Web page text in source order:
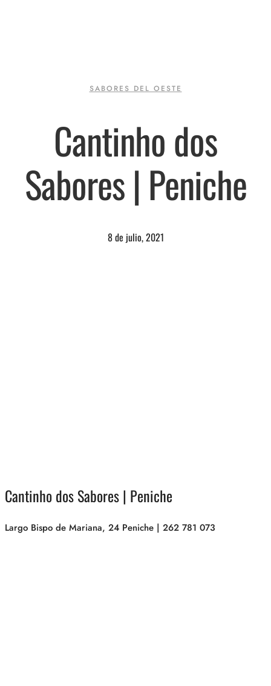
SABORES DEL OESTE
Cantinho dos
Sabores | Peniche
8 de julio, 2021
Cantinho dos Sabores| Peniche
Largo Bispo de Mariana, 24 Peniche | 262 781 073